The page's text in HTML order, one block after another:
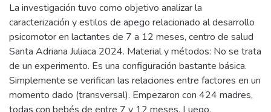
La investigación tuvo como objetivo analizar la
caracterización y estilos de apego relacionado al desarrollo
psicomotor en lactantes de 7 a 12 meses, centro de salud
Santa Adriana Juliaca 2024. Material y métodos: No se trata
de un experimento. Es una configuración bastante básica.
Simplemente se verifican las relaciones entre factores en un
momento dado (transversal). Empezaron con 424 madres,